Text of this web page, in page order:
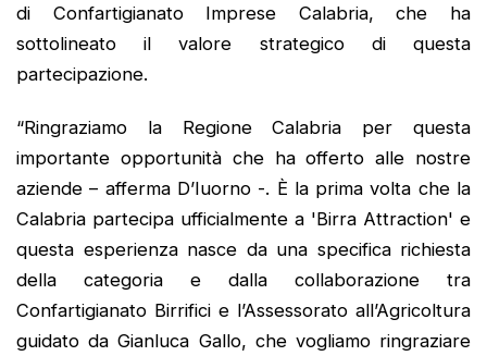
di Confartigianato Imprese Calabria, che ha
sottolineato il valore strategico di questa
partecipazione.
“Ringraziamo la Regione Calabria per questa
importante opportunità che ha offerto alle nostre
aziende – afferma D’Iuorno -. È la prima volta che la
Calabria partecipa ufficialmente a 'Birra Attraction' e
questa esperienza nasce da una specifica richiesta
della categoria e dalla collaborazione tra
Confartigianato Birrifici e l’Assessorato all’Agricoltura
guidato da Gianluca Gallo, che vogliamo ringraziare